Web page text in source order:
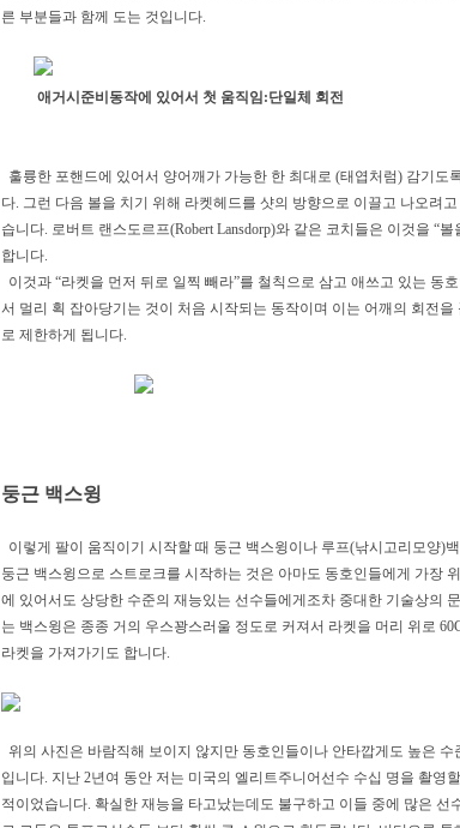
른 부분들과 함께 도는 것입니다.
애거시준비동작에 있어서 첫 움직임:단일체 회전
훌륭한 포핸드에 있어서 양어깨가 가능한 한 최대로 (태엽처럼) 감기도
다. 그런 다음 볼을 치기 위해 라켓헤드를 샷의 방향으로 이끌고 나오려
습니다. 로버트 랜스도르프(Robert Lansdorp)와 같은 코치들은 이것을 “
합니다.
이것과 “라켓을 먼저 뒤로 일찍 빼라”를 철칙으로 삼고 애쓰고 있는 동
서 멀리 획 잡아당기는 것이 처음 시작되는 동작이며 이는 어깨의 회전
로 제한하게 됩니다.
둥근 백스윙
이렇게 팔이 움직이기 시작할 때 둥근 백스윙이나 루프(낚시고리모양)
둥근 백스윙으로 스트로크를 시작하는 것은 아마도 동호인들에게 가장
에 있어서도 상당한 수준의 재능있는 선수들에게조차 중대한 기술상의
는 백스윙은 종종 거의 우스꽝스러울 정도로 커져서 라켓을 머리 위로
라켓을 가져가기도 합니다.
위의 사진은 바람직해 보이지 않지만 동호인들이나 안타깝게도 높은
입니다. 지난 2년여 동안 저는 미국의 엘리트주니어선수 수십 명을 촬영
적이었습니다. 확실한 재능을 타고났는데도 불구하고 이들 중에 많은 선